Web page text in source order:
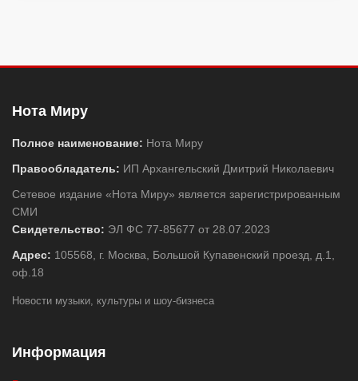
Нота Миру
Полное наименование: Нота Миру
Правообладатель: ИП Архангельский Дмитрий Николаевич
Сетевое издание «Нота Миру» является зарегистрированным
СМИ
Свидетельство: ЭЛ ФС 77-85677 от 28.07.2023
Адрес: 105568, г. Москва, Большой Купавенский проезд, д.1,
оф.18
Новости музыки, культуры и шоу-бизнеса
Информация